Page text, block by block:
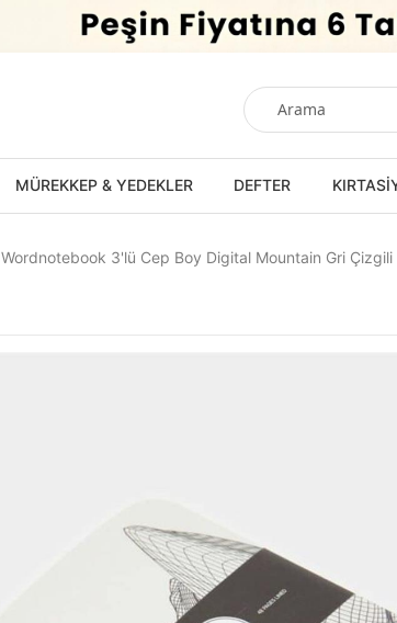
MÜREKKEP & YEDEKLER DEFTER
Wordnotebook 3'lü Cep Boy Digital Mountain Gri